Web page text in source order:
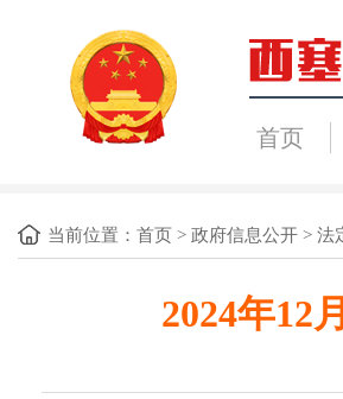
首页
当前位置： 首页 > 政府信息公开 > 法
2024年12